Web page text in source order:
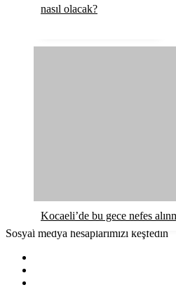
nasıl olacak?
Kocaeli’de bu gece nefes
Sosyal medya hesaplarımızı keşfedin